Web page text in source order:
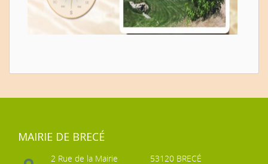
MAIRIE DE BRECÉ
2 Rue de la Mairie
53120 BRECÉ